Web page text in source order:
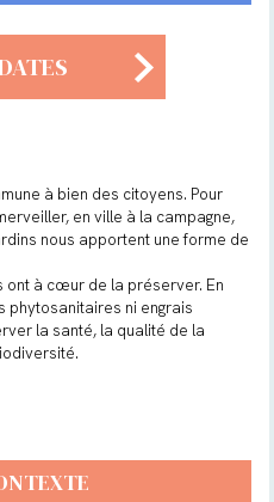
à bien des citoyens. Pour
en ville à la campagne,
nous apportent une forme de
ont à cœur de la préserver. En
phytosanitaires ni engrais
la santé, la qualité de la